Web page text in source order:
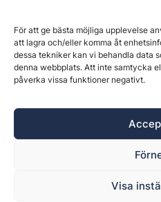
För att ge bästa möjliga upplevelse
att lagra och/eller komma åt
dessa tekniker kan vi behandla data
denna webbplats. Att inte samtycka
påverka vissa funktioner negativt.
Visa
Kontakta oss
Östernäsvägen 1, 827 32
Ansvarig utgivare: Henrik
webbplats är upphovsrättsligt
Byggvärlden är en del av
Policy för